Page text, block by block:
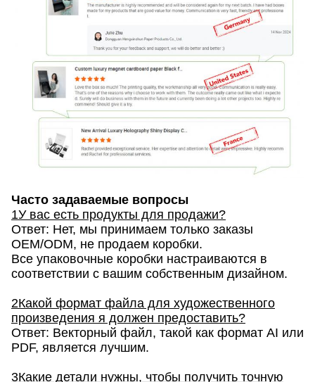
Часто задаваемые вопросы
1У вас есть продукты для продажи?
Ответ: Нет, мы принимаем только заказы
OEM/ODM, не продаем коробки.
Все упаковочные коробки настраиваются в
соответствии с вашим собственным дизайном.
2Какой формат файла для художественного
произведения я должен предоставить?
Ответ: Векторный файл, такой как формат AI или
PDF, является лучшим.
3Какие детали нужны, чтобы получить точную